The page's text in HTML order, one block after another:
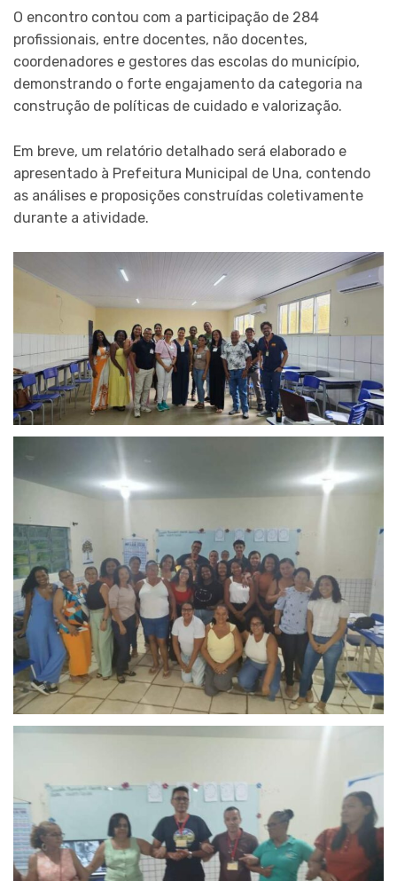
O encontro contou com a participação de 284
profissionais, entre docentes, não docentes,
coordenadores e gestores das escolas do município,
demonstrando o forte engajamento da categoria na
construção de políticas de cuidado e valorização.
Em breve, um relatório detalhado será elaborado e
apresentado à Prefeitura Municipal de Una, contendo
as análises e proposições construídas coletivamente
durante a atividade.